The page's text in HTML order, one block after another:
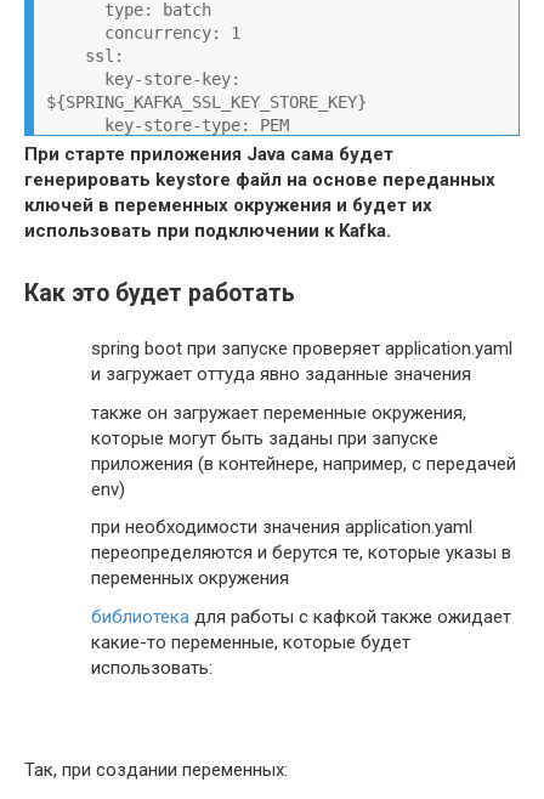
${SPRING_KAFKA_SSL_KEY_STORE_KEY}
      key-store-certificate-chain:
${SPRING_KAFKA_SSL_KEY_STORE_CERTIFICATE_CHAIN}
      trust-store-type: PEM
      trust-store-certificates:
${SPRING_KAFKA_SSL_TRUST_STORE_CERTIFICATES}
      protocol: SSL
При старте приложения Java сама будет
генерировать keystore файл на основе переданных
ключей в переменных окружения и будет их
использовать при подключении к Kafka.
Как это будет работать
spring boot при запуске проверяет application.yaml
и загружает оттуда явно заданные значения
также он загружает переменные окружения,
которые могут быть заданы при запуске
приложения (в контейнере, например, с передачей
env)
при необходимости значения application.yaml
переопределяются и берутся те, которые указы в
переменных окружения
библиотека для работы с кафкой также ожидает
какие-то переменные, которые будет
использовать:
Так, при создании переменных: